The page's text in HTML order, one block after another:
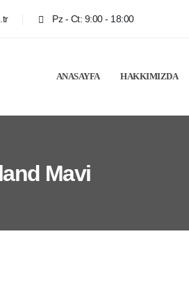
Pz - Ct: 9:00 - 18:00
ANASAYFA HAKKIMIZDA
Mavi